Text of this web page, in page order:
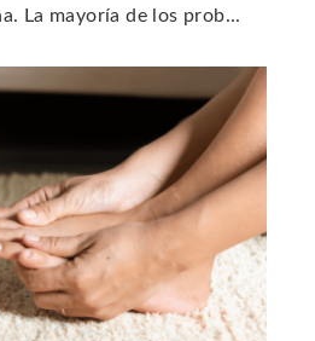
La mayoría de los prob...